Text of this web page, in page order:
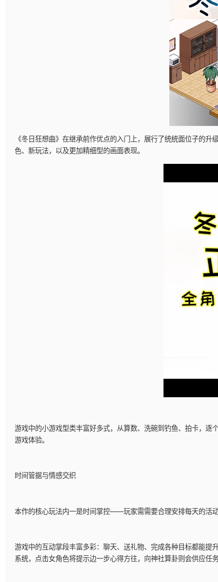
《冬日狂想曲》在继承前作优点的入门上，展行了统统面位子的
色、新玩法​​，以及更加精细型的画面表现。
游戏中的小游戏型类丰富好多式，从算数、洗碗到钓鱼、拍卡，
游戏体验。
时间管据与情感交织
本作的核心玩法内一是时间掌控——玩家需需要合理安排每天的活
游戏中的​​互动掌段丰富多彩​​：聊天、送礼物、完成各种目标都能
系统，点击女角色将提示边一步心得方往，向神社算卦则会供应任